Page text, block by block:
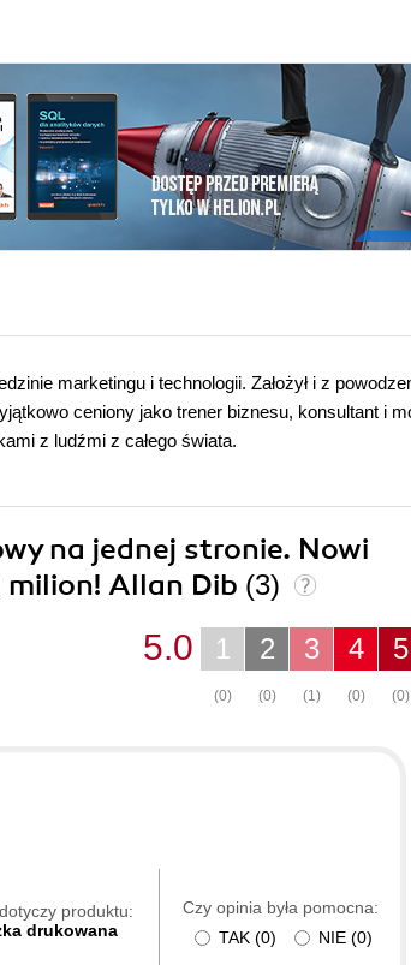
marketingu i technologii. Założył i z
ceniony jako trener biznesu, konsultant i
z ludźmi z całego świata.
na jednej stronie. Nowi
Allan Dib (3)
5
(0)
4
(0)
3
(1)
2
(0)
1
(0)
5.0
produktu:
drukowana
Czy opinia była pomocna:
TAK (0) NIE (0)